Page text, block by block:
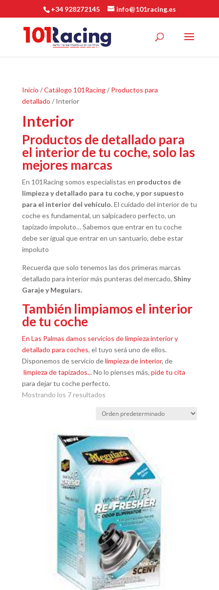
+34 928272145 info@101racing.es
Inicio /Catálogo 101Racing/ Productos para
detallado / Interior
Interior
Productos de detallado para
el interior de tu coche, solo las
mejores marcas
En 101Racing somos especialistas en productos de
limpieza y detallado para tu coche, y por supuesto
para el interior del vehículo.El cuidado del interior de tu
coche es fundamental, un salpicadero perfecto, un
tapizado impoluto… Sabemos que entrar en tu coche
debe ser igual que entrar en un santuario, debe estar
impoluto
Recuerda que solo tenemos las dos primeras marcas
detallado para interior más punteras del mercado, Shiny
Garaje y Meguiars.
También limpiamos el interior
de tu coche
En Las Palmas damos servicios de limpieza interior y
detallado para coches, el tuyo será uno de ellos.
Disponemos de servicio delimpieza de interior, de
limpieza de tapizados... No lo pienses más, pide tu cita
para dejar tu coche perfecto.
Mostrando los 7 resultados